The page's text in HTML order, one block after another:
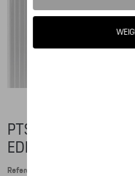
PTS MULTIWHEEL®
EDITION 2.0
Referentie: WAP0354000LB9A